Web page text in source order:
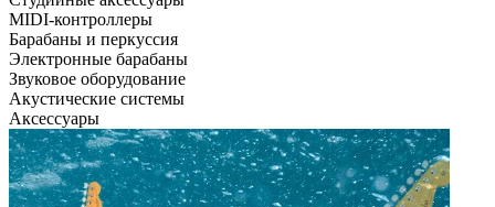
MIDI-контроллеры
Барабаны и перкуссия
Электронные барабаны
Звуковое оборудование
Акустические системы
Аксессуары